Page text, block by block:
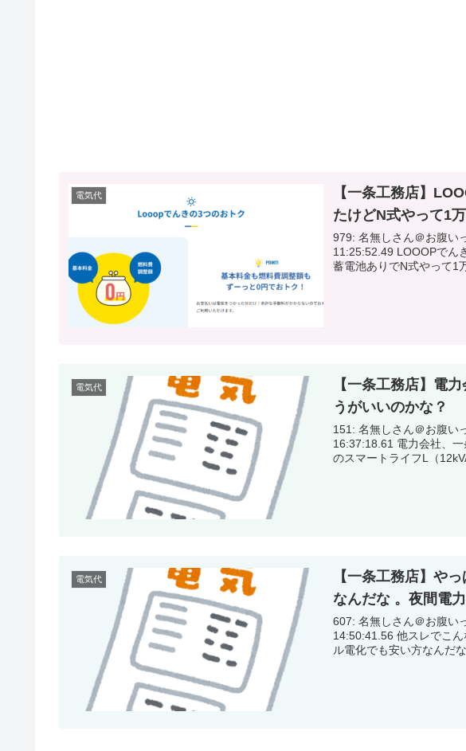
電気代
【一条工務店】
たけどN式やって1
979: 名無しさん＠お腹いっぱい
11:25:52.49 LOOOPでんきに変えてから初の請求来たけど 東京南西部
蓄電池ありでN式やって1
電気代
【一条工務店】電
うがいいのかな？
151: 名無しさん＠お腹いっぱい
16:37:18.61 電力会社、一条から引き渡されたときのまま、東京電力
のスマートライフL（
電気代
【一条工務店】や
なんだな 。夜間電
607: 名無しさん＠お腹いっぱい
14:50:41.56 他スレでこんなレスを見つけたわ。やっぱり一条はオー